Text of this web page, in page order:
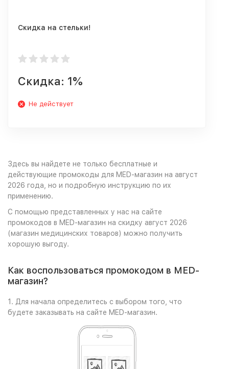
Скидка на стельки!
Скидка: 1%
Не действует
Здесь вы найдете не только бесплатные и
действующие промокоды для MED-магазин на август
2026 года, но и подробную инструкцию по их
применению.
С помощью представленных у нас на сайте
промокодов в MED-магазин на скидку август 2026
(магазин медицинских товаров) можно получить
хорошую выгоду.
Как воспользоваться промокодом в MED-
магазин?
1. Для начала определитесь с выбором того, что
будете заказывать на сайте MED-магазин.